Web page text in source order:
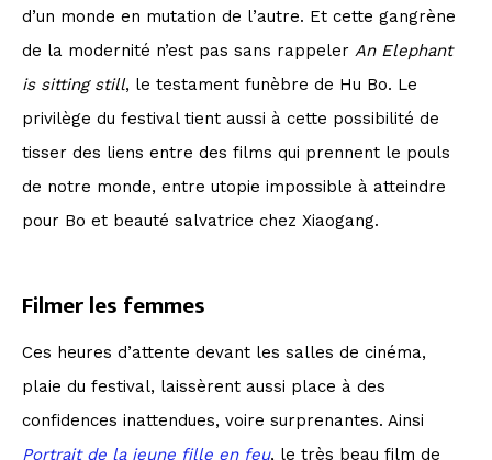
d’un monde en mutation de l’autre. Et cette gangrène
de la modernité n’est pas sans rappeler An Elephant
is sitting still, le testament funèbre de Hu Bo. Le
privilège du festival tient aussi à cette possibilité de
tisser des liens entre des films qui prennent le pouls
de notre monde, entre utopie impossible à atteindre
pour Bo et beauté salvatrice chez Xiaogang.
Filmer les femmes
Ces heures d’attente devant les salles de cinéma,
plaie du festival, laissèrent aussi place à des
confidences inattendues, voire surprenantes. Ainsi
Portrait de la jeune fille en feu, le très beau film de